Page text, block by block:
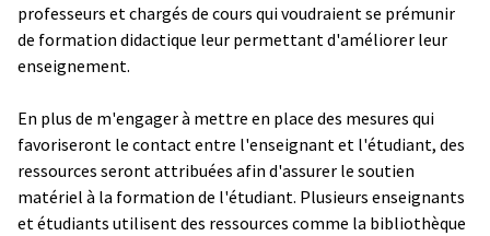
professeurs et chargés de cours qui voudraient se prémunir
de formation didactique leur permettant d'améliorer leur
enseignement.
En plus de m'engager à mettre en place des mesures qui
favoriseront le contact entre l'enseignant et l'étudiant, des
ressources seront attribuées afin d'assurer le soutien
matériel à la formation de l'étudiant. Plusieurs enseignants
et étudiants utilisent des ressources comme la bibliothèque